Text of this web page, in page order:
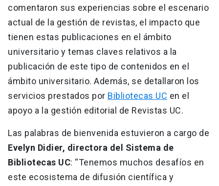
comentaron sus experiencias sobre el escenario
actual de la gestión de revistas, el impacto que
tienen estas publicaciones en el ámbito
universitario y temas claves relativos a la
publicación de este tipo de contenidos en el
ámbito universitario. Además, se detallaron los
servicios prestados por Bibliotecas UC en el
apoyo a la gestión editorial de Revistas UC.
Las palabras de bienvenida estuvieron a cargo de
Evelyn Didier, directora del Sistema de
Bibliotecas UC: “Tenemos muchos desafíos en
este ecosistema de difusión científica y